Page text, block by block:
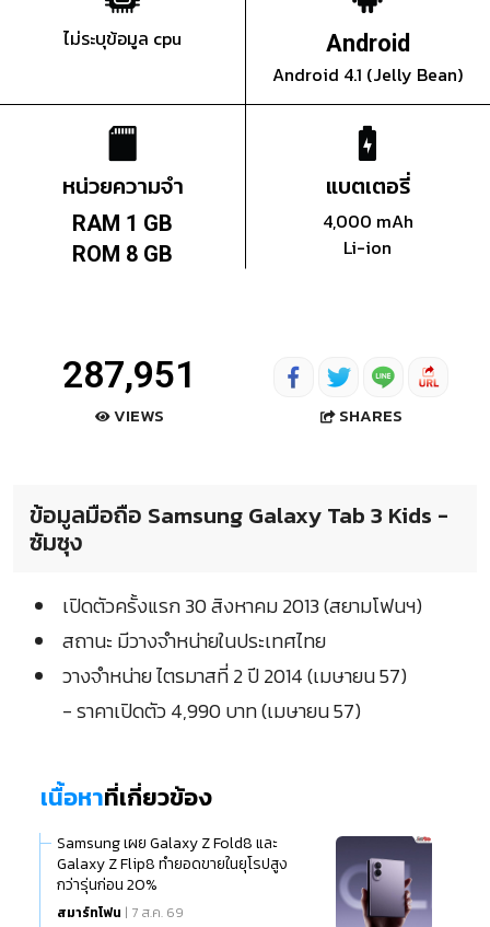
ไม่ระบุข้อมูล cpu Android
Android 4.1 (Jelly Bean)
หน่วยความจำ
RAM 1 GB
ROM 8 GB
แบตเตอรี่
4,000 mAh
Li-ion
287,951
VIEWS SHARES
ข้อมูลมือถือ Samsung Galaxy Tab 3 Kids -
ซัมซุง
เปิดตัวครั้งแรก 30 สิงหาคม 2013 (สยามโฟนฯ)
สถานะ มีวางจำหน่ายในประเทศไทย
วางจำหน่าย ไตรมาสที่ 2 ปี 2014 (เมษายน 57)
- ราคาเปิดตัว 4,990 บาท (เมษายน 57)
เนื้อหาที่เกี่ยวข้อง
Samsung เผย Galaxy Z Fold8 และ
Galaxy Z Flip8 ทำยอดขายในยุโรปสูง
กว่ารุ่นก่อน 20%
สมาร์ทโฟน | 7 ส.ค. 69